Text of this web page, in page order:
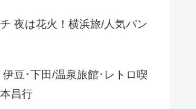
夜は花火！横浜旅/人気パン
豆･下田/温泉旅館･レトロ喫
昌行